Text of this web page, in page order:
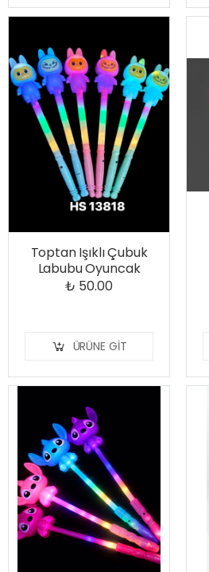
Toptan Işıklı Çubuk
Labubu Oyuncak
₺ 50.00
ÜRÜNE GIT